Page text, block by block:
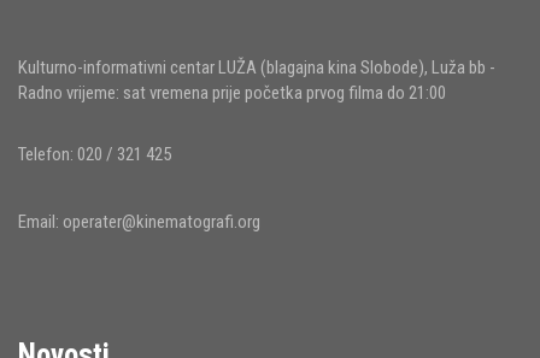
Kulturno-informativni centar LUŽA (blagajna kina Slobode), Luža bb -
Radno vrijeme: sat vremena prije početka prvog filma do 21:00
Telefon: 020 / 321 425
Email: operater@kinematografi.org